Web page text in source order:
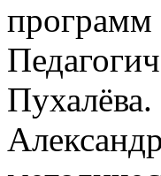
программ